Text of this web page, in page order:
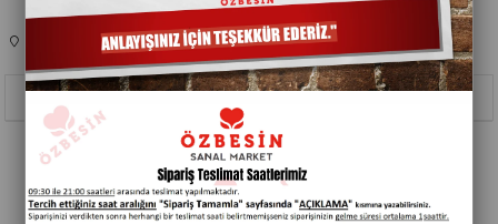
TEMEL GIDA DONDURULMUS GIDALAR 401604
Filtreleme
Sıralama